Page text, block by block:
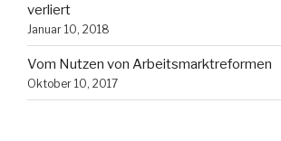
verliert
Januar 10, 2018
Vom Nutzen von Arbeitsmarktreformen
Oktober 10, 2017